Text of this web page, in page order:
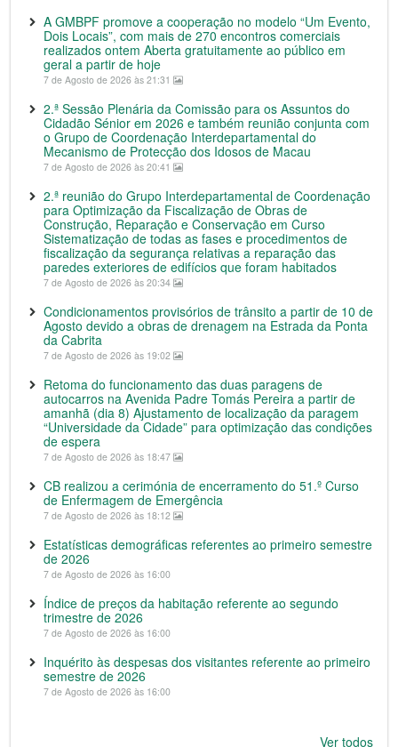
A GMBPF promove a cooperação no modelo “Um Evento,
Dois Locais”, com mais de 270 encontros comerciais
realizados ontem Aberta gratuitamente ao público em
geral a partir de hoje
7 de Agosto de 2026 às 21:31
2.ª Sessão Plenária da Comissão para os Assuntos do
Cidadão Sénior em 2026 e também reunião conjunta com
o Grupo de Coordenação Interdepartamental do
Mecanismo de Protecção dos Idosos de Macau
7 de Agosto de 2026 às 20:41
2.ª reunião do Grupo Interdepartamental de Coordenação
para Optimização da Fiscalização de Obras de
Construção, Reparação e Conservação em Curso
Sistematização de todas as fases e procedimentos de
fiscalização da segurança relativas a reparação das
paredes exteriores de edifícios que foram habitados
7 de Agosto de 2026 às 20:34
Condicionamentos provisórios de trânsito a partir de 10 de
Agosto devido a obras de drenagem na Estrada da Ponta
da Cabrita
7 de Agosto de 2026 às 19:02
Retoma do funcionamento das duas paragens de
autocarros na Avenida Padre Tomás Pereira a partir de
amanhã (dia 8) Ajustamento de localização da paragem
“Universidade da Cidade” para optimização das condições
de espera
7 de Agosto de 2026 às 18:47
CB realizou a cerimónia de encerramento do 51.º Curso
de Enfermagem de Emergência
7 de Agosto de 2026 às 18:12
Estatísticas demográficas referentes ao primeiro semestre
de 2026
7 de Agosto de 2026 às 16:00
Índice de preços da habitação referente ao segundo
trimestre de 2026
7 de Agosto de 2026 às 16:00
Inquérito às despesas dos visitantes referente ao primeiro
semestre de 2026
7 de Agosto de 2026 às 16:00
Ver todos